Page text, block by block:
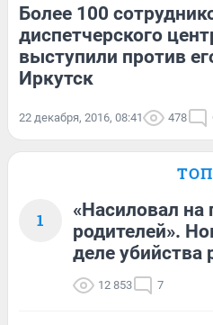
Более 100
диспетчерского
выступили против
Иркутск
22 декабря, 2016, 08:41 478
1
«Насиловал на
родителей».
деле убийства
12 853 7